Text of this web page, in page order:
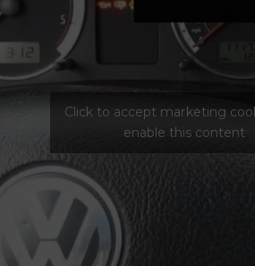
Click to accept marketing
enable this content